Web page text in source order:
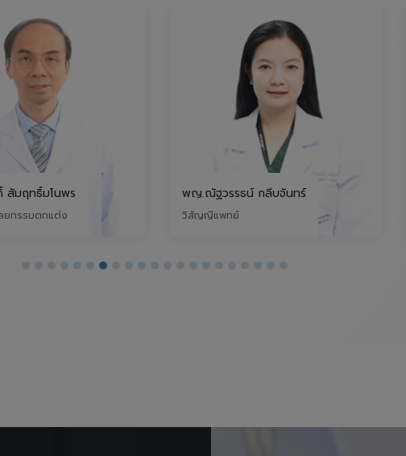
พญ.ณัฐวรรธน์ กลีบจันทร์
วิสัญญีแพทย์
นพ.อนุสรณ์ อรรคศรีวร
ศัลยแพทย์